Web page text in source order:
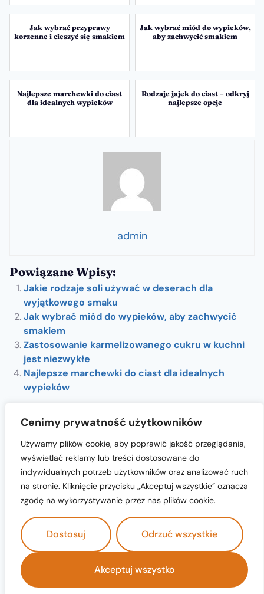
Cenimy prywatność użytkowników
Używamy plików cookie, aby poprawić jakość przeglądania,
wyświetlać reklamy lub treści dostosowane do
indywidualnych potrzeb użytkowników oraz analizować ruch
na stronie. Kliknięcie przycisku „Akceptuj wszystkie” oznacza
zgodę na wykorzystywanie przez nas plików cookie.
Dostosuj Odrzuć wszystkie
Akceptuj wszystko
Jak wybrać przyprawy
korzenne i cieszyć się smakiem
Jak wybrać miód do wypieków,
aby zachwycić smakiem
Najlepsze marchewki do ciast
dla idealnych wypieków
Rodzaje jajek do ciast – odkryj
najlepsze opcje
admin
Powiązane Wpisy:
Jakie rodzaje soli używać w deserach dla
wyjątkowego smaku
Jak wybrać miód do wypieków, aby zachwycić
smakiem
Zastosowanie karmelizowanego cukru w kuchni
jest niezwykłe
Najlepsze marchewki do ciast dla idealnych
wypieków
cukiernia-nicola.pl © 2024 All Rights
polityka prywatności